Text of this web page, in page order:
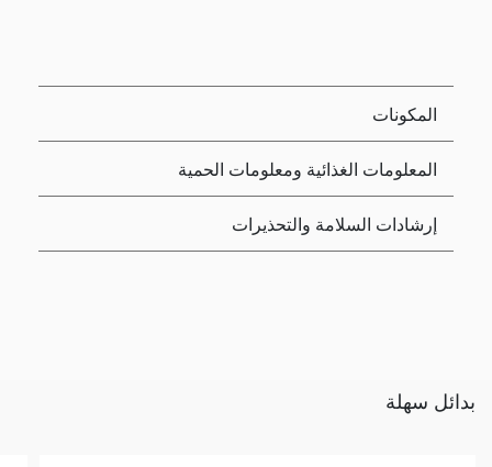
المكونات
المعلومات الغذائية ومعلومات الحمية
إرشادات السلامة والتحذيرات
بدائل سهلة